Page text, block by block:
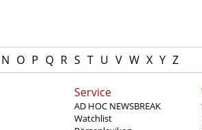
N O P Q R S T U V W X Y Z
Service
AD HOC NEWSBREAK
Watchlist